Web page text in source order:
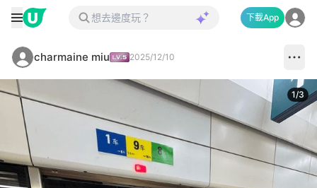
下載App
charmaine miu 2025/12/10
1/3